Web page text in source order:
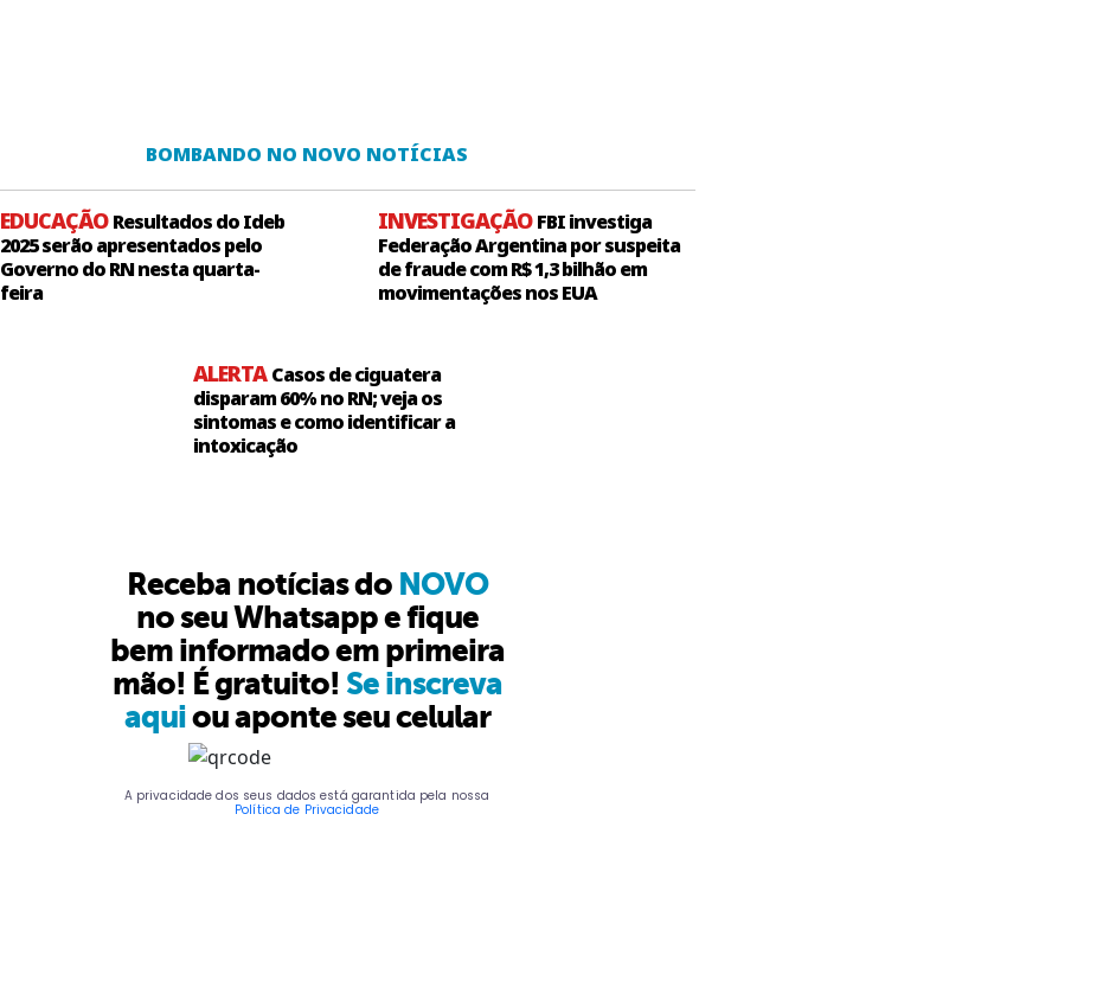
BOMBANDO NO NOVO NOTÍCIAS
EDUCAÇÃOResultados do Ideb
2025 serão apresentados pelo
Governo do RN nesta quarta-
feira
INVESTIGAÇÃOFBI investiga
Federação Argentina por suspeita
de fraude com R$ 1,3 bilhão em
movimentações nos EUA
ALERTACasos de ciguatera
disparam 60% no RN; veja os
sintomas e como identificar a
intoxicação
Receba notícias do NOVO
no seu Whatsapp e fique
bem informado em primeira
mão! É gratuito! Se inscreva
aquiou aponte seu celular
A privacidade dos seus dados está garantida pela nossa
Política de Privacidade